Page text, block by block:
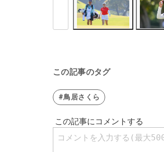
この記事のタグ
#鳥居さくら